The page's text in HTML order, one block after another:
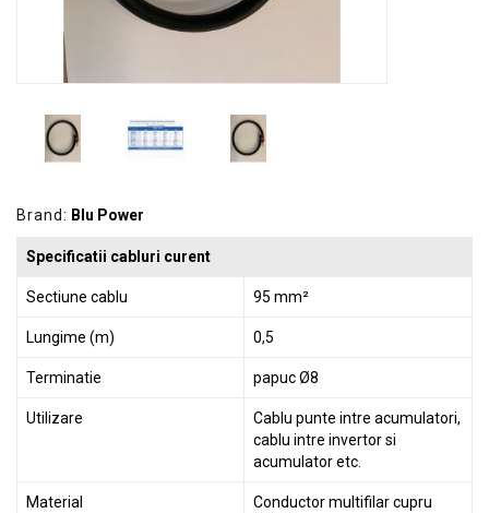
PROTECȚIE
FOTOVOLTAICE
Brand: Blu Power
Specificatii cabluri curent
Sectiune cablu 95 mm²
Lungime (m) 0,5
Terminatie papuc Ø8
Utilizare
Cablu punte intre acumulatori,
cablu intre invertor si
acumulator etc.
Material
Conductor multifilar cupru